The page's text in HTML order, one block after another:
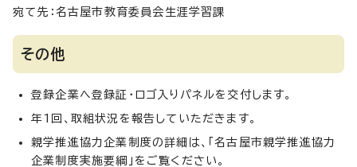
宛て先：名古屋市教育委員会生涯学習課
その他
登録企業へ登録証・ロゴ入りパネルを交付します。
年1回、取組状況を報告していただきます。
親学推進協力企業制度の詳細は、「名古屋市親学推進協力
企業制度実施要綱」をご覧ください。